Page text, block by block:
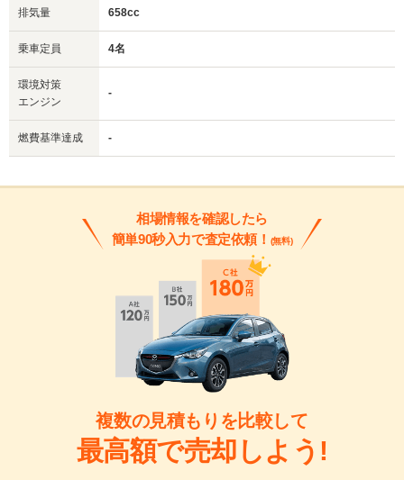
排気量 658cc
乗車定員 4名
環境対策
エンジン
-
燃費基準達成 -
相場情報を確認したら
簡単90秒入力で査定依頼！ (無料)
複数の見積もりを比較して
最高額で売却しよう!